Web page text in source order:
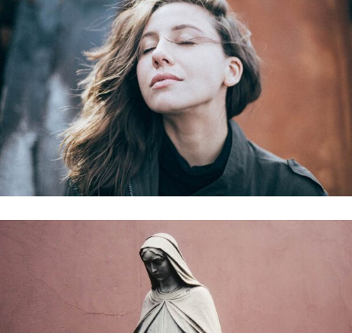
MIND AND SOUL
Holiday
INFINITY CHURCH